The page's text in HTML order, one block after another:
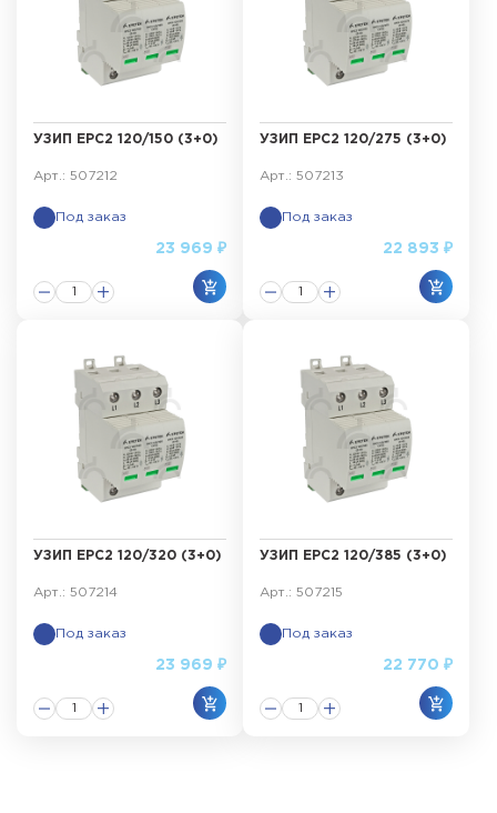
УЗИП ЕРС2 120/150 (3+0)
Арт.: 507212
Под заказ
23 969 ₽
УЗИП ЕРС2 120/275 (3+0)
Арт.: 507213
Под заказ
22 893 ₽
УЗИП ЕРС2 120/320 (3+0)
Арт.: 507214
Под заказ
23 969 ₽
УЗИП ЕРС2 120/385 (3+0)
Арт.: 507215
Под заказ
22 770 ₽